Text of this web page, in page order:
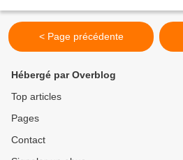
< Page précédente
Hébergé par Overblog
Top articles
Pages
Contact